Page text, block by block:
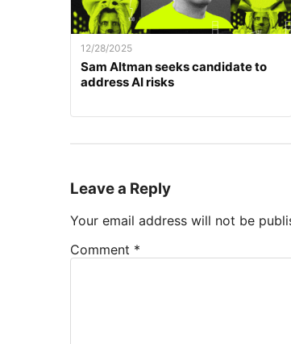
12/28/2025
Sam Altman seeks candidate to
address AI risks
Leave a Reply
Your email address will not be
Comment *